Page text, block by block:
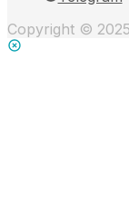
Copyright ©